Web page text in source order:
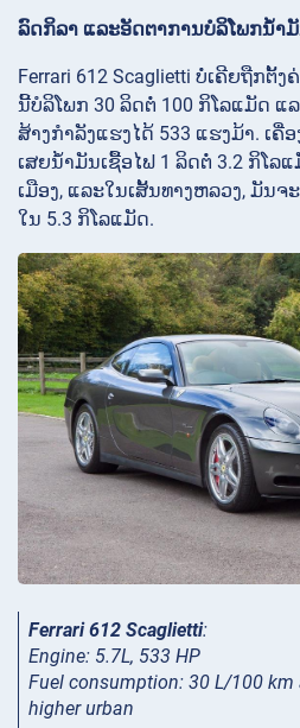
ລົດກິລາ ແລະອັດຕາການບໍລິໂພກນໍ້າ
Ferrari 612 Scaglietti ບໍ່ເຄີຍຖືກ
ນີ້ບໍລິໂພກ 30 ລິດຕໍ່ 100 ກິໂລແມັດ ແ
ສ້າງກໍາລັງແຮງໄດ້ 533 ແຮງມ້າ. ເ
ເສຍນໍ້າມັນເຊື້ອໄຟ 1 ລິດຕໍ່ 3.2 ກິໂລ
ເມືອງ, ແລະໃນເສັ້ນທາງຫລວງ, ມັນ
ໃນ 5.3 ກິໂລແມັດ.
Ferrari 612 Scaglietti:
Engine: 5.7L, 533 HP
Fuel consumption: 30 L/100
higher urban